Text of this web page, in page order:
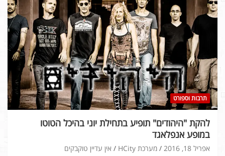
תרבות וספורט
להקת "היהודים" תופיע בתחילת יוני בהיכל הטוטו
במופע אנפלאגד
אפריל 18, 2016 מערכת HCity אין עדיין טוקבקים